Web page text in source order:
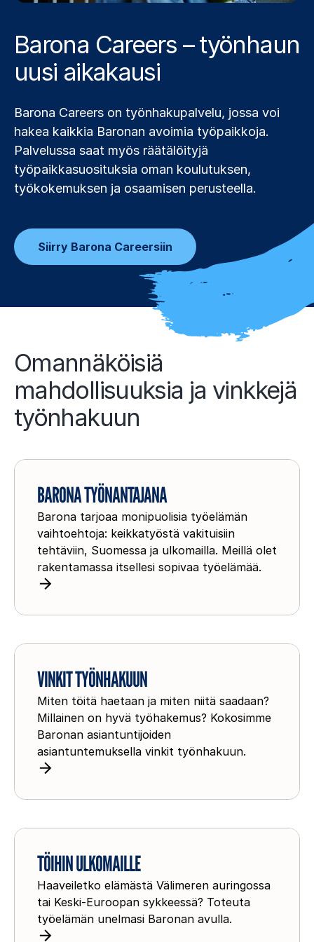
Barona Careers – työnhaun
uusi aikakausi
Barona Careers on työnhakupalvelu, jossa voi
hakea kaikkia Baronan avoimia työpaikkoja.
Palvelussa saat myös räätälöityjä
työpaikkasuosituksia oman koulutuksen,
työkokemuksen ja osaamisen perusteella.
Siirry Barona Careersiin
Omannäköisiä
mahdollisuuksia ja vinkkejä
työnhakuun
B
a
a
BARONA TYÖNANTAJANA
Barona tarjoaa monipuolisia työelämän
vaihtoehtoja: keikkatyöstä vakituisiin
tehtäviin, Suomessa ja ulkomailla. Meillä olet
rakentamassa itsellesi sopivaa työelämää.
V
h
VINKIT TYÖNHAKUUN
Miten töitä haetaan ja miten niitä saadaan?
Millainen on hyvä työhakemus? Kokosimme
Baronan asiantuntijoiden
asiantuntemuksella vinkit työnhakuun.
T
TÖIHIN ULKOMAILLE
Haaveiletko elämästä Välimeren auringossa
tai Keski-Euroopan sykkeessä? Toteuta
työelämän unelmasi Baronan avulla.